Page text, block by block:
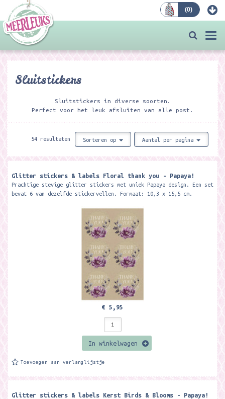
(0)
Sluitstickers
Sluitstickers in diverse soorten.
Perfect voor het leuk afsluiten van alle post.
54 resultaten Sorteren op Aantal per pagina
Glitter stickers & labels Floral thank you - Papaya!
Prachtige stevige glitter stickers met uniek Papaya design. Een set
bevat 6 van dezelfde stickervellen. Formaat: 10,3 x 15,5 cm.
€ 5,95
In winkelwagen
Toevoegen aan verlanglijstje
Glitter stickers & labels Kerst Birds & Blooms - Papaya!